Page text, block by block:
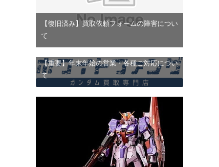
【復旧済み】買取依頼フォームの障害につい
て
【重要】年末年始の営業・各種ご対応につい
て